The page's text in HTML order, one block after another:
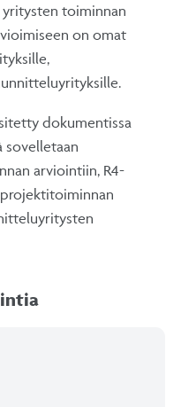
yritysten toiminnan
on omat
dokumentissa
sovelletaan
arviointiin, R4-